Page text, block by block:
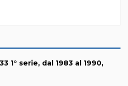
1° serie, dal 1983 al 1990,